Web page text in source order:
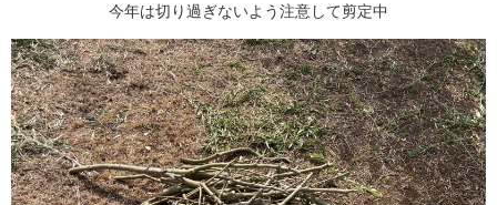
不動産情報
今年は切り過ぎないよう注意して剪定中